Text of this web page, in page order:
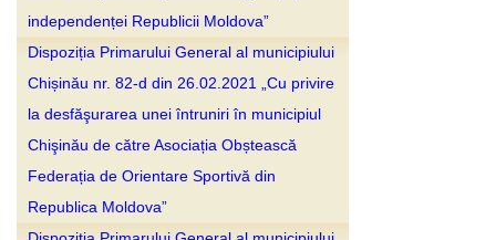
independenței Republicii Moldova”
Dispoziția Primarului General al municipiului
Chișinău nr. 82-d din 26.02.2021 „Cu privire
la desfăşurarea unei întruniri în municipiul
Chişinău de către Asociația Obștească
Federația de Orientare Sportivă din
Republica Moldova”